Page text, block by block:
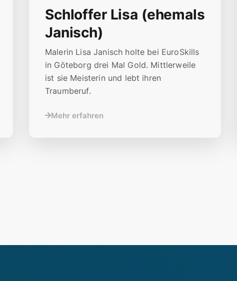
Schloffer Lisa (ehemals
Janisch)
Malerin Lisa Janisch holte bei EuroSkills
in Göteborg drei Mal Gold. Mittlerweile
ist sie Meisterin und lebt ihren
Traumberuf.
Mehr erfahren